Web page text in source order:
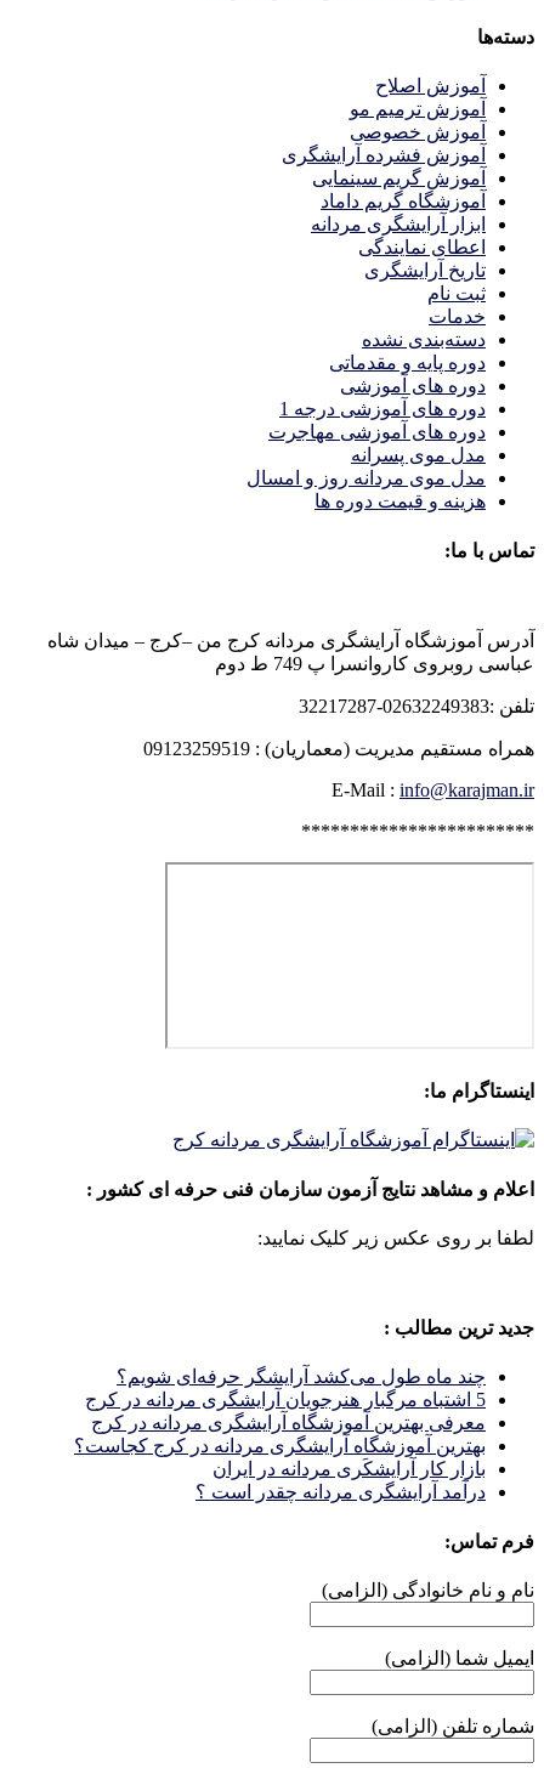
دسته‌ها
آموزش اصلاح
آموزش ترمیم مو
آموزش خصوصی
آموزش فشرده آرایشگری
آموزش گریم سینمایی
آموزشگاه گریم داماد
ابزار آرایشگری مردانه
اعطای نمایندگی
تاریخ آرایشگری
ثبت نام
خدمات
دسته‌بندی نشده
دوره پایه و مقدماتی
دوره های آموزشی
دوره های آموزشی درجه 1
دوره های آموزشی مهاجرت
مدل موی پسرانه
مدل موی مردانه روز و امسال
هزینه و قیمت دوره ها
تماس با ما:
آدرس آموزشگاه آرایشگری مردانه کرج من –کرج – میدان شاه
عباسی روبروی کاروانسرا پ 749 ط دوم
تلفن :02632249383-32217287
همراه مستقیم مدیریت (معماریان) : 09123259519
E-Mail : info@karajman.ir
************************
اینستاگرام ما:
اعلام و مشاهد نتایج آزمون سازمان فنی حرفه ای کشور :
لطفا بر روی عکس زیر کلیک نمایید:
جدید ترین مطالب :
چند ماه طول می‌کشد آرایشگر حرفه‌ای شویم؟
5 اشتباه مرگبار هنرجویان آرایشگری مردانه در کرج
معرفی بهترین آموزشگاه آرایشگری مردانه در کرج
بهترین آموزشگاه آرایشگری مردانه در کرج کجاست؟
بازار كار آرايشكَرى مردانه در ايران
درآمد آرایشگری مردانه چقدر است ؟
فرم تماس:
نام و نام خانوادگی (الزامی)
ایمیل شما (الزامی)
شماره تلفن (الزامی)